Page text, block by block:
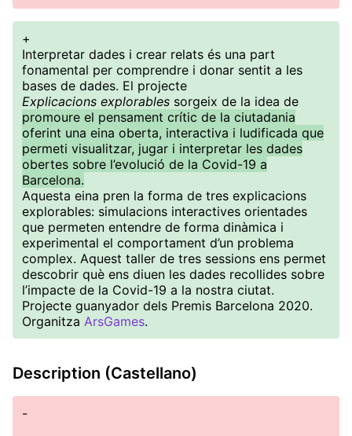
+
Interpretar dades i crear relats és una part
fonamental per comprendre i donar sentit a les
bases de dades. El projecte
Explicacions explorables sorgeix de la idea de
promoure el pensament crític de la ciutadania
oferint una eina oberta, interactiva i ludificada que
permeti visualitzar, jugar i interpretar les dades
obertes sobre l’evolució de la Covid-19 a
Barcelona.
Aquesta eina pren la forma de tres explicacions
explorables: simulacions interactives orientades
que permeten entendre de forma dinàmica i
experimental el comportament d’un problema
complex. Aquest taller de tres sessions ens permet
descobrir què ens diuen les dades recollides sobre
l’impacte de la Covid-19 a la nostra ciutat.
Projecte guanyador dels Premis Barcelona 2020.
Organitza ArsGames.
Description (Castellano)
-